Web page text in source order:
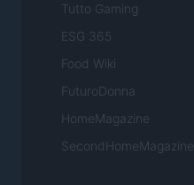
Tutto Gaming
ESG 365
Food Wiki
FuturoDonna
HomeMagazine
SecondHomeMagazine